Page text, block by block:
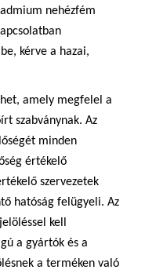
nehézfém
kérve a hazai,
amely megfelel a
szabványnak. Az
minden
értékelő
szervezetek
hatóság felügyeli. Az
kell
a gyártók és a
a terméken való